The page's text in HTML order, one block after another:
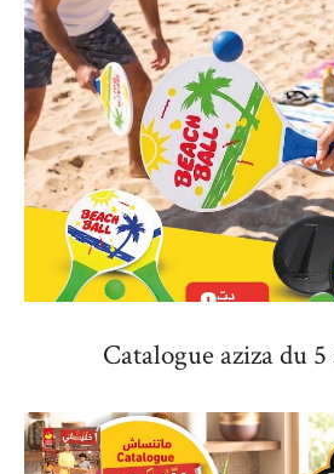
Catalogue aziza du 5